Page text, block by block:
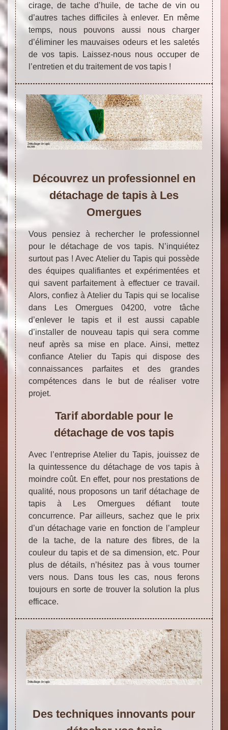
cirage, de tache d’huile, de tache de vin ou
d’autres taches difficiles à enlever. En même
temps, nous pouvons aussi nous charger
d’éliminer les mauvaises odeurs et les saletés
de vos tapis. Laissez-nous nous occuper de
l’entretien et du traitement de vos tapis !
Découvrez un professionnel en
détachage de tapis à Les
Omergues
Vous pensiez à rechercher le professionnel
pour le détachage de vos tapis. N’inquiétez
surtout pas ! Avec Atelier du Tapis qui possède
des équipes qualifiantes et expérimentées et
qui savent parfaitement à effectuer ce travail.
Alors, confiez à Atelier du Tapis qui se localise
dans Les Omergues 04200, votre tâche
d’enlever le tapis et il est aussi capable
d’installer de nouveau tapis qui sera comme
neuf après sa mise en place. Ainsi, mettez
confiance Atelier du Tapis qui dispose des
connaissances parfaites et des grandes
compétences dans le but de réaliser votre
projet.
Tarif abordable pour le
détachage de vos tapis
Avec l’entreprise Atelier du Tapis, jouissez de
la quintessence du détachage de vos tapis à
moindre coût. En effet, pour nos prestations de
qualité, nous proposons un tarif détachage de
tapis à Les Omergues défiant toute
concurrence. Par ailleurs, sachez que le prix
d’un détachage varie en fonction de l’ampleur
de la tache, de la nature des fibres, de la
couleur du tapis et de sa dimension, etc. Pour
plus de détails, n’hésitez pas à vous tourner
vers nous. Dans tous les cas, nous ferons
toujours en sorte de trouver la solution la plus
efficace.
Des techniques innovants pour